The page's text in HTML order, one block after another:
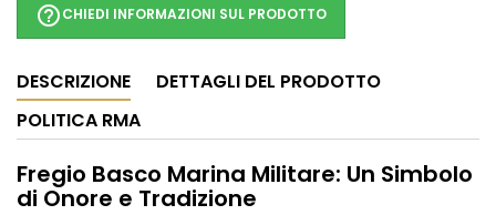
help_outlineCHIEDI INFORMAZIONI SUL PRODOTTO
DESCRIZIONE
DETTAGLI DEL PRODOTTO
POLITICA RMA
Fregio Basco Marina Militare: Un Simbolo
di Onore e Tradizione